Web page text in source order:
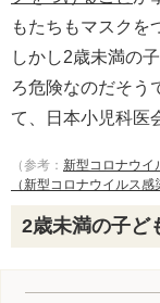
もたちもマスクを
しかし2歳未満の
ろ危険なのだそう
て、日本小児科医
（参考： 新型コロナウイ
（新型コロナウイルス
2歳未満の子ど